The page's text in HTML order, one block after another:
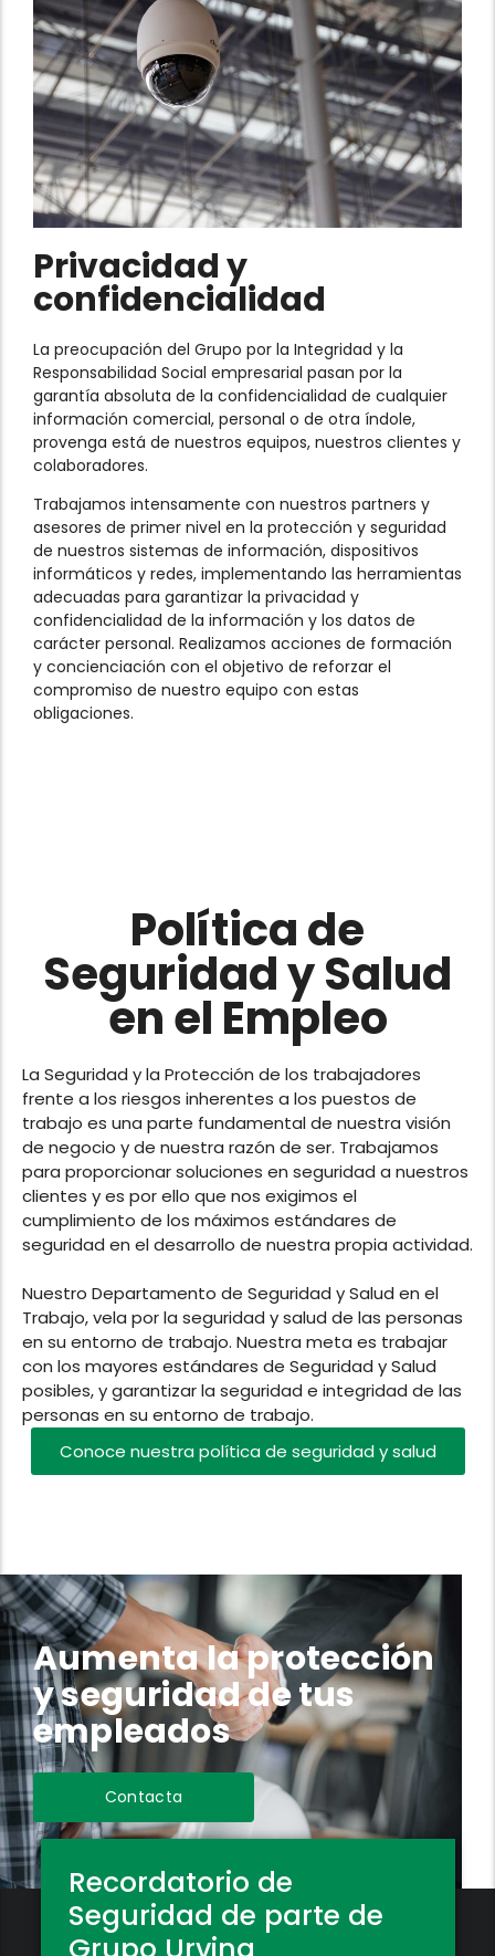
Privacidad y
confidencialidad
La preocupación del Grupo por la Integridad y la
Responsabilidad Social empresarial pasan por la
garantía absoluta de la confidencialidad de cualquier
información comercial, personal o de otra índole,
provenga está de nuestros equipos, nuestros clientes y
colaboradores.
Trabajamos intensamente con nuestros partners y
asesores de primer nivel en la protección y seguridad
de nuestros sistemas de información, dispositivos
informáticos y redes, implementando las herramientas
adecuadas para garantizar la privacidad y
confidencialidad de la información y los datos de
carácter personal. Realizamos acciones de formación
y concienciación con el objetivo de reforzar el
compromiso de nuestro equipo con estas
obligaciones.
Política de
Seguridad y Salud
en el Empleo
La Seguridad y la Protección de los trabajadores
frente a los riesgos inherentes a los puestos de
trabajo es una parte fundamental de nuestra visión
de negocio y de nuestra razón de ser. Trabajamos
para proporcionar soluciones en seguridad a nuestros
clientes y es por ello que nos exigimos el
cumplimiento de los máximos estándares de
seguridad en el desarrollo de nuestra propia actividad.
Nuestro Departamento de Seguridad y Salud en el
Trabajo, vela por la seguridad y salud de las personas
en su entorno de trabajo. Nuestra meta es trabajar
con los mayores estándares de Seguridad y Salud
posibles, y garantizar la seguridad e integridad de las
personas en su entorno de trabajo.
Conoce nuestra política de seguridad y salud
Aumenta la protección
y seguridad de tus
empleados
Contacta
Recordatorio de
Seguridad de parte de